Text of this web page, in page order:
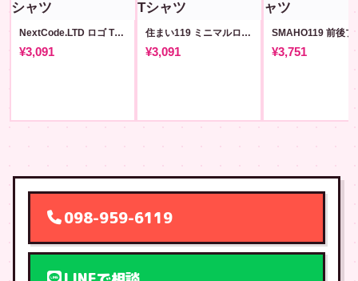
NextCode.LTD ロゴ Tシャツ (v12)
¥3,091
住まい119 ミニマルロゴT [sumai119]
¥3,091 ¥3,751
098-959-6119